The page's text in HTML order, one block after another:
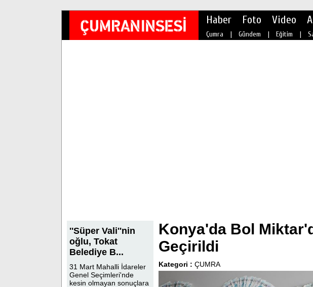
Haber Foto Video
Çumra | Gündem | Eğitim |
''Süper Vali''nin
oğlu, Tokat
Belediye B...
31 Mart Mahalli İdareler
Genel Seçimleri'nde
kesin olmayan sonuçlara
Konya'da Bol
Geçirildi
Kategori : ÇUMRA